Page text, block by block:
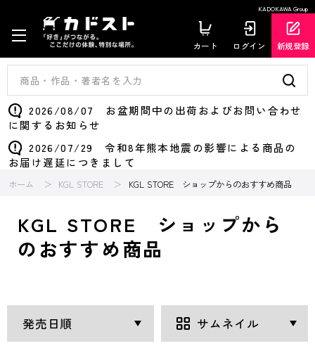
KADOKAWA Group
カート ログイン 新規登録
2026/08/07 お盆期間中の出荷およびお問い合わせ
に関するお知らせ
2026/07/29 令和8年熊本地震の影響による商品の
お届け遅延につきまして
ホーム KGL STORE KGL STORE ショップからのおすすめ商品
KGL STORE ショップから
のおすすめ商品